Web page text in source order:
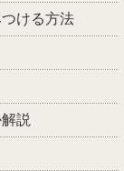
ける方法
説